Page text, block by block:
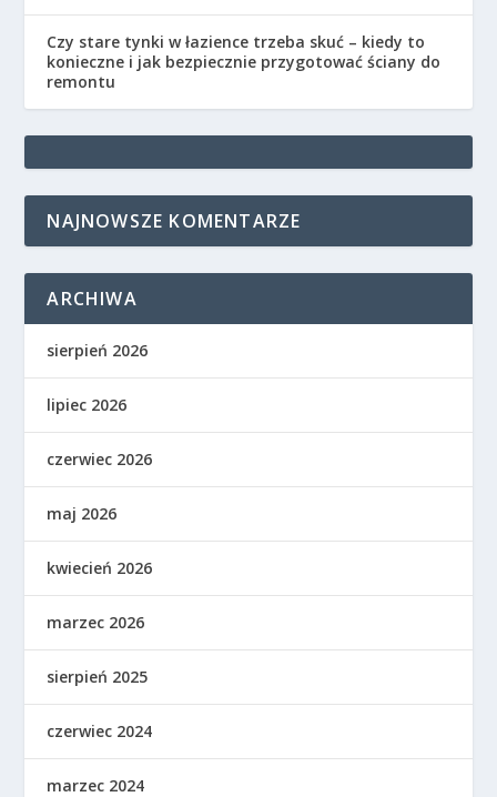
Czy stare tynki w łazience trzeba skuć – kiedy to
konieczne i jak bezpiecznie przygotować ściany do
remontu
NAJNOWSZE KOMENTARZE
ARCHIWA
sierpień 2026
lipiec 2026
czerwiec 2026
maj 2026
kwiecień 2026
marzec 2026
sierpień 2025
czerwiec 2024
marzec 2024